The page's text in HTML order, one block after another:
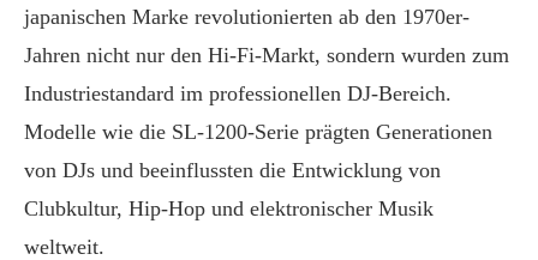
japanischen Marke revolutionierten ab den 1970er-
Jahren nicht nur den Hi-Fi-Markt, sondern wurden zum
Industriestandard im professionellen DJ-Bereich.
Modelle wie die SL-1200-Serie prägten Generationen
von DJs und beeinflussten die Entwicklung von
Clubkultur, Hip-Hop und elektronischer Musik
weltweit.